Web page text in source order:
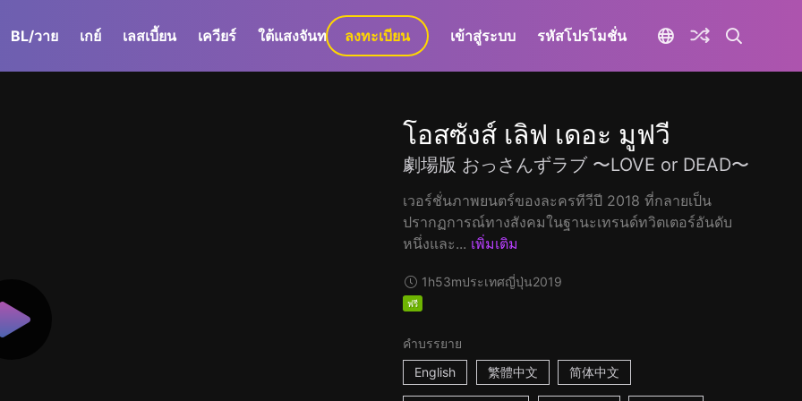
BL/วาย เกย์ เลสเบี้ยน เควียร์ ใต้แสงจันทร์ GaLa+
ลงทะเบียน เข้าสู่ระบบ รหัสโปรโมชั่น
โอสซังส์ เลิฟ เดอะ มูฟวี
劇場版 おっさんずラブ 〜LOVE or DEAD〜
เวอร์ชั่นภาพยนตร์ของละครทีวีปี 2018 ที่กลายเป็น
ปรากฏการณ์ทางสังคมในฐานะเทรนด์ทวิตเตอร์อันดับ
หนึ่งและ... เพิ่มเติม
1h53mประเทศญี่ปุ่น2019
ฟรี
คำบรรยาย
English
繁體中文 简体中文